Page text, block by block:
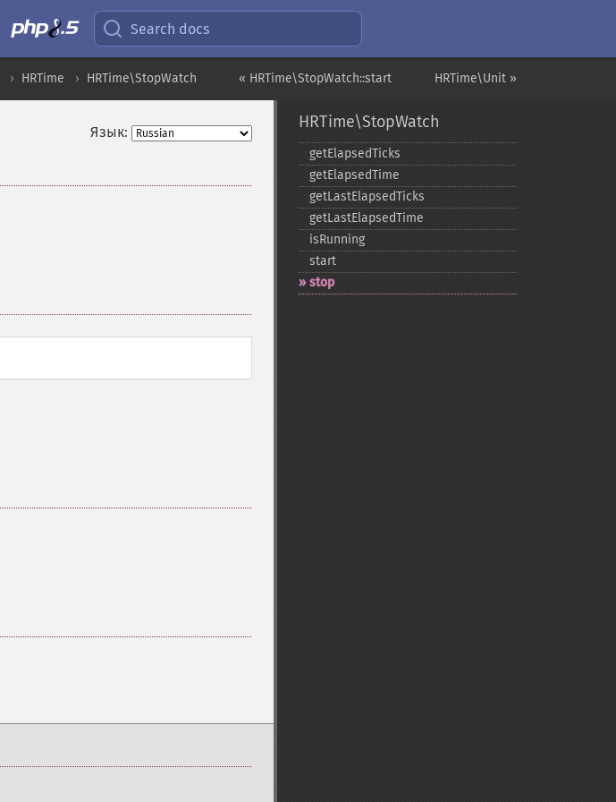
Search docs
HRTime\Unit »
« HRTime\StopWatch::start
HRTime HRTime\StopWatch
Язык:
HRTime\StopWatch
getElapsedTicks
getElapsedTime
getLastElapsedTicks
getLastElapsedTime
isRunning
start
stop